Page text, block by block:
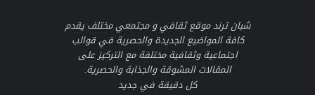
شبان ترند موقع ثقافي و مجتمعي مختلف يقدم
كافة المواضيع الجديدة والحصرية في قوالب
اجتماعية وثقافية مختلفة مع التركيز على
المقالات المشوقة والجذابة والحصرية.
كل دقيقة في جديد